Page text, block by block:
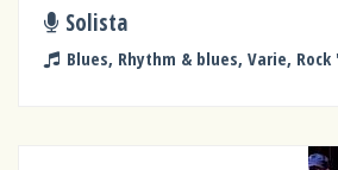
Solista
Blues, Rhythm & blues, Varie,